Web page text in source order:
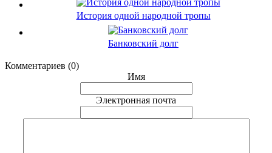
История одной народной тропы
Банковский долг
Комментариев (0)
Имя
Электронная почта